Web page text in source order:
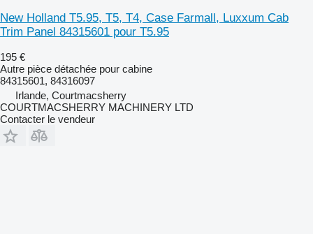
New Holland T5.95, T5, T4, Case Farmall, Luxxum Cab
Trim Panel 84315601 pour T5.95
195 €
Autre pièce détachée pour cabine
84315601, 84316097
Irlande, Courtmacsherry
COURTMACSHERRY MACHINERY LTD
Contacter le vendeur